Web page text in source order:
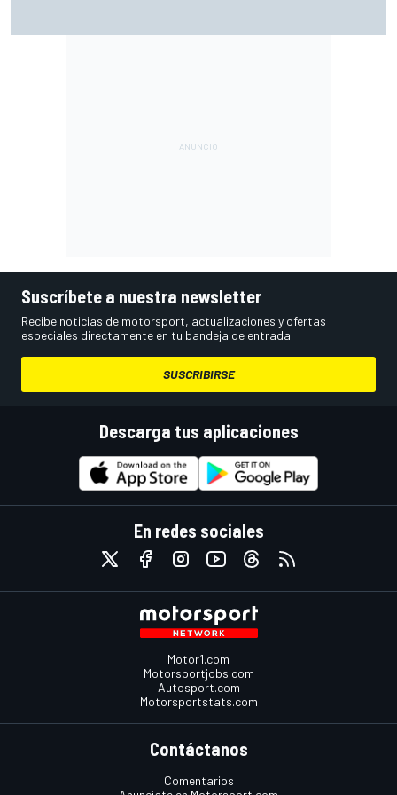
Suscríbete a nuestra newsletter
Recibe noticias de motorsport, actualizaciones y ofertas
especiales directamente en tu bandeja de entrada.
SUSCRIBIRSE
Descarga tus aplicaciones
En redes sociales
Motor1.com
Motorsportjobs.com
Autosport.com
Motorsportstats.com
Contáctanos
Comentarios